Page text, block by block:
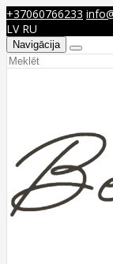
+37060766233
LV RU
Navigācija